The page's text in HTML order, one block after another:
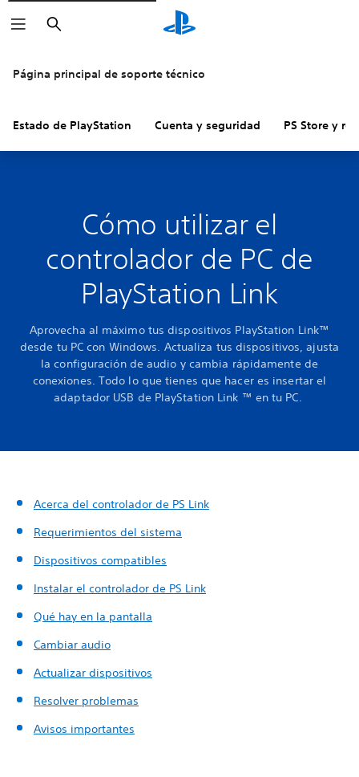
Buscar
Página principal de soporte técnico
Estado de PlayStation Cuenta y seguridad PS Store y
Cómo utilizar el
controlador de PC de
PlayStation Link
Aprovecha al máximo tus dispositivos PlayStation Link™
desde tu PC con Windows. Actualiza tus dispositivos, ajusta
la configuración de audio y cambia rápidamente de
conexiones. Todo lo que tienes que hacer es insertar el
adaptador USB de PlayStation Link ™ en tu PC.
Acerca del controlador de PS Link
Requerimientos del sistema
Dispositivos compatibles
Instalar el controlador de PS Link
Qué hay en la pantalla
Cambiar audio
Actualizar dispositivos
Resolver problemas
Avisos importantes